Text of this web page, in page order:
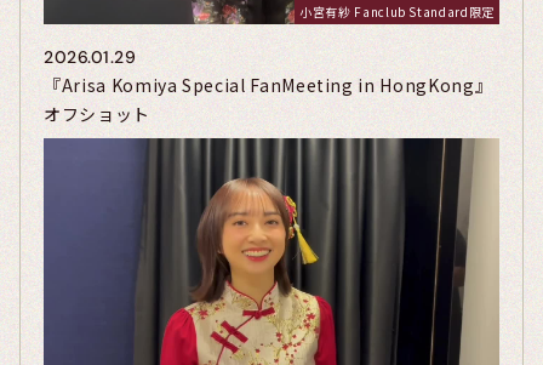
小宮有紗 Fanclub Standard限定
2026.01.29
『Arisa Komiya Special FanMeeting in HongKong』
オフショット